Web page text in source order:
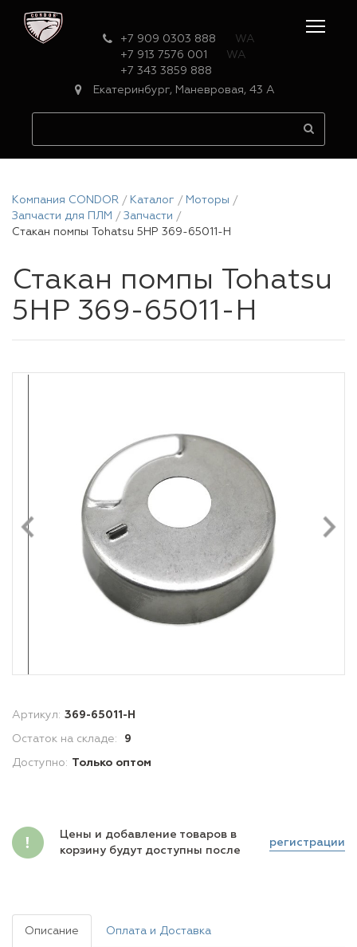
+7 909 0303 888
WA
+7 913 7576 001
WA
+7 343 3859 888
Екатеринбург, Маневровая, 43 А
Компания CONDOR Каталог
Моторы
Запчасти для ПЛМ
Запчасти
Стакан помпы Tohatsu 5HP 369-65011-H
Стакан помпы Tohatsu
5HP 369-65011-H
Артикул: 369-65011-H
Остаток на складе: 9
Доступно: Только оптом
Цены и добавление товаров в
корзину будут доступны после
регистрации
Описание Оплата и Доставка